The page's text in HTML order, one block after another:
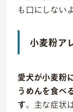
も口にしない
小麦粉ア
愛犬が小麦粉
うめんを食べ
す。主な症状